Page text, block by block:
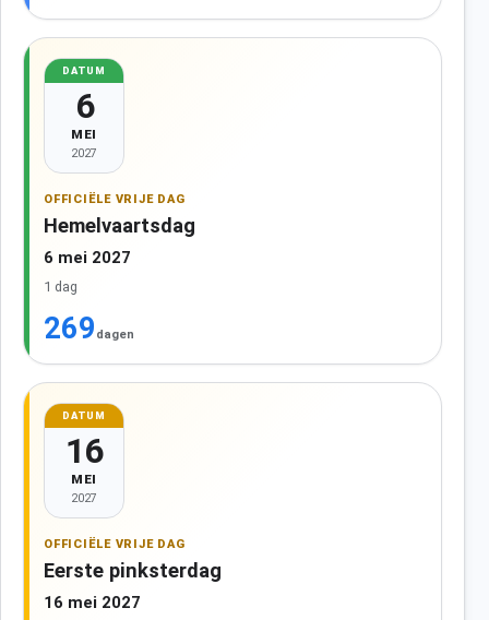
DATUM
6
MEI
2027
OFFICIËLE VRIJE DAG
Hemelvaartsdag
6 mei 2027
1 dag
269 dagen
DATUM
16
MEI
2027
OFFICIËLE VRIJE DAG
Eerste pinksterdag
16 mei 2027